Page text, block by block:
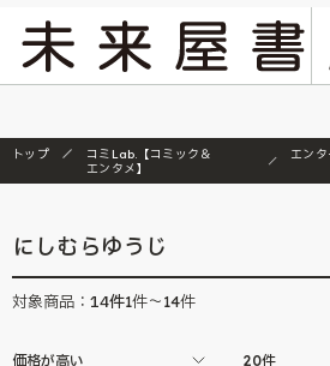
『ONE PIECE
トップ
コミLab.【コミック＆
エンタメ】
エン
にしむらゆうじ
対象商品： 14件1件～14件
価格が高い 20件